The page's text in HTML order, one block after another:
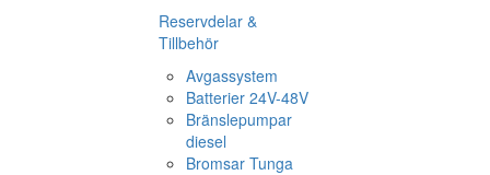
Reservdelar &
Tillbehör
Avgassystem
Batterier 24V-48V
Bränslepumpar
diesel
Bromsar Tunga